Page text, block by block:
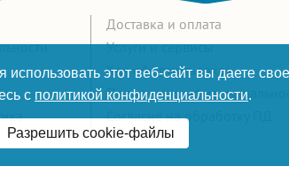
Доставка и оплата
Услуги и сервисы
Как оформить заказ
Политика
Согласие на обработку ПД
этот веб-сайт вы даете
с политикой конфиденциальности.
Разрешить cookie-файлы